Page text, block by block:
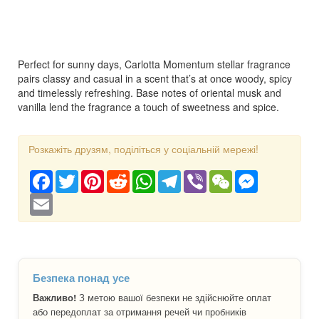
Perfect for sunny days, Carlotta Momentum stellar fragrance
pairs classy and casual in a scent that’s at once woody, spicy
and timelessly refreshing. Base notes of oriental musk and
vanilla lend the fragrance a touch of sweetness and spice.
Розкажіть друзям, поділіться у соціальній мережі!
Facebook
TwitterPinterestRedditWhatsAppTelegram
Viber WeChat
Безпека понад усе
Важливо! З метою вашої безпеки не здійснюйте оплат
або передоплат за отримання речей чи пробників